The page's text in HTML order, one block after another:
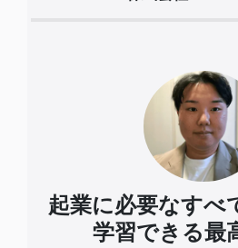
起業に必要なすべ
学習できる最